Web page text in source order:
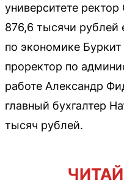
университете
876,6 тысячи
по экономике
проректор по
работе Александр
главный бухгалтер
тысяч рублей.